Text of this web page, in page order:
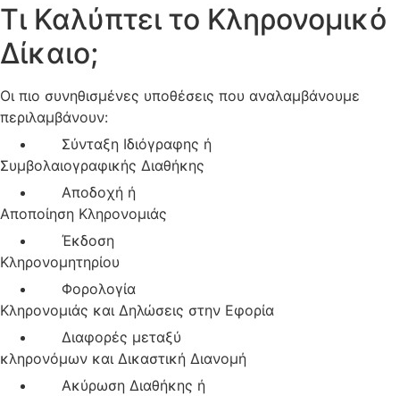
Τι Καλύπτει το Κληρονομικό
Δίκαιο;
Οι πιο συνηθισμένες υποθέσεις που αναλαμβάνουμε
περιλαμβάνουν:
Σύνταξη Ιδιόγραφης ή
Συμβολαιογραφικής Διαθήκης
Αποδοχή ή
Αποποίηση Κληρονομιάς
Έκδοση
Κληρονομητηρίου
Φορολογία
Κληρονομιάς και Δηλώσεις στην Εφορία
Διαφορές μεταξύ
κληρονόμων και Δικαστική Διανομή
Ακύρωση Διαθήκης ή